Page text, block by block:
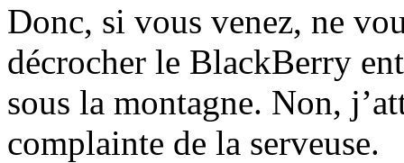
Donc, si vous venez, ne
décrocher le BlackBerry
sous la montagne. Non,
complainte de la serveuse.